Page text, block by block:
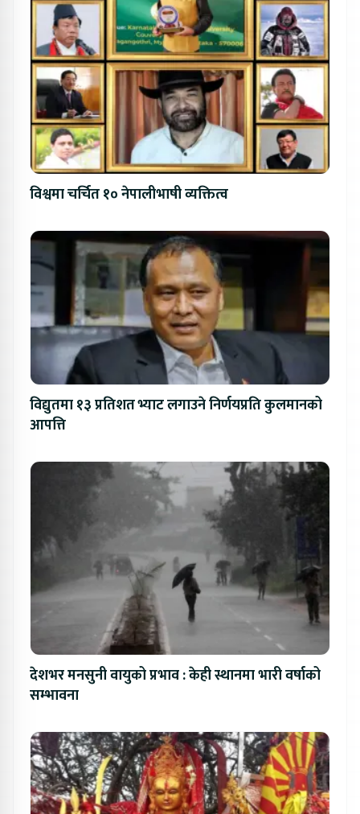
विश्वमा चर्चित १० नेपालीभाषी व्यक्तित्व
विद्युतमा १३ प्रतिशत भ्याट लगाउने निर्णयप्रति कुलमानको
आपत्ति
देशभर मनसुनी वायुको प्रभाव : केही स्थानमा भारी वर्षाको
सम्भावना